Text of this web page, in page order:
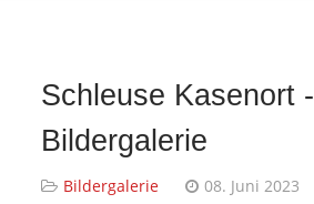
Schleuse Kasenort -
Bildergalerie
Bildergalerie 08. Juni 2023